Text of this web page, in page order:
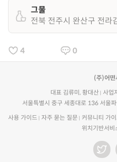
그물
전북 전주시 완산구 전
4 0
(주)어떤
대표 김류미, 황대산
사업
서울특별시 중구 세종대로 136 서울
사용 가이드 자주 묻는 질문 커뮤니티 가
위치기반서비